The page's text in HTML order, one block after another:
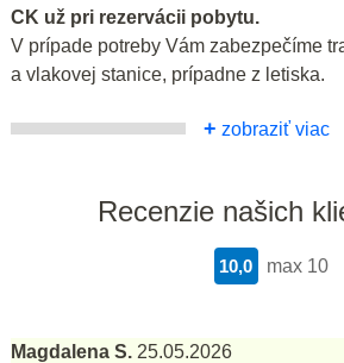
CK už pri rezervácii pobytu.
V prípade potreby Vám zabezpečíme
a vlakovej stanice, prípadne z letiska.
+ zobraziť viac
Recenzie našich
max 10
10,0
Magdalena S. 25.05.2026